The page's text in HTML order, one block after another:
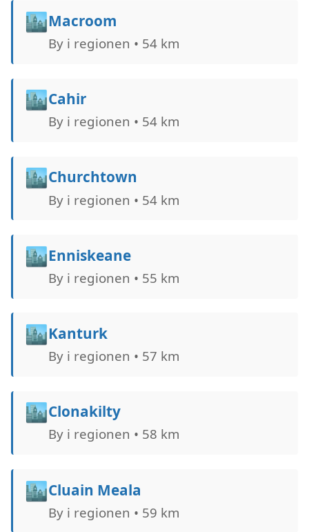
🏙️Macroom
By i regionen • 54 km
🏙️Cahir
By i regionen • 54 km
🏙️Churchtown
By i regionen • 54 km
🏙️Enniskeane
By i regionen • 55 km
🏙️Kanturk
By i regionen • 57 km
🏙️Clonakilty
By i regionen • 58 km
🏙️Cluain Meala
By i regionen • 59 km